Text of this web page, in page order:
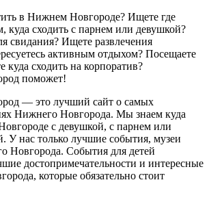
в Нижнем Новгороде? Ищете где
куда сходить с парнем или девушкой?
свидания? Ищете развлечения
активным отдыхом? Посещаете
куда сходить на корпоратив?
поможет!
— это лучший сайт о самых
Нижнего Новгорода. Мы знаем куда
с девушкой, с парнем или
У нас только лучшие события, музеи
Новгорода. События для детей
достопримечательности и интересные
которые обязательно стоит